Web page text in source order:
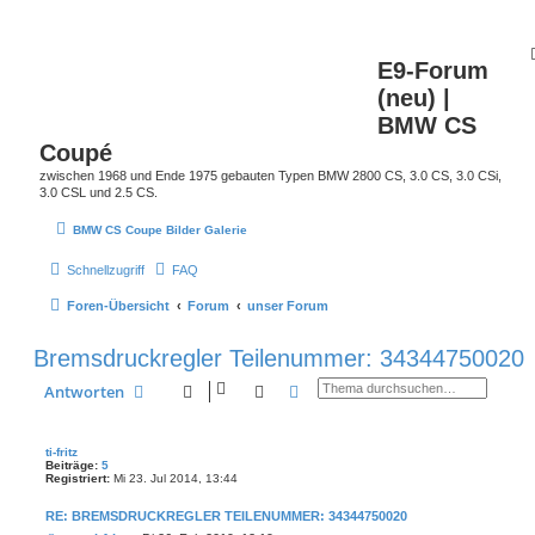
E9-Forum
(neu) |
BMW CS
Coupé
zwischen 1968 und Ende 1975 gebauten Typen BMW 2800 CS, 3.0 CS, 3.0 CSi,
3.0 CSL und 2.5 CS.
BMW CS Coupe Bilder Galerie
Schnellzugriff FAQ
Foren-Übersicht Forum unser Forum
Bremsdruckregler Teilenummer: 34344750020
Antworten Suche Erweiterte Suche
ti-fritz
Beiträge: 5
Registriert: Mi 23. Jul 2014, 13:44
RE: BREMSDRUCKREGLER TEILENUMMER: 34344750020